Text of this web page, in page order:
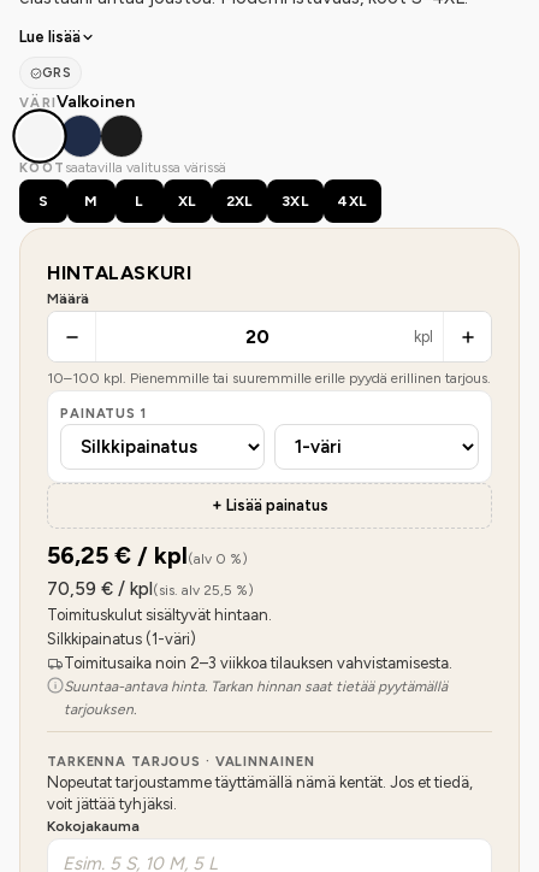
Lue lisää
GRS
VÄRIValkoinen
KOOT saatavilla valitussa värissä
S
M L XL 2XL 3XL 4XL
HINTALASKURI
Määrä
kpl
10–100 kpl. Pienemmille tai suuremmille erille pyydä erillinen tarjous.
PAINATUS 1
+ Lisää painatus
56,25 € / kpl(alv 0 %)
70,59 € / kpl(sis. alv 25,5 %)
Toimituskulut sisältyvät hintaan.
Silkkipainatus (1-väri)
Toimitusaika noin 2–3 viikkoa tilauksen vahvistamisesta.
Suuntaa-antava hinta. Tarkan hinnan saat tietää pyytämällä
tarjouksen.
TARKENNA TARJOUS · VALINNAINEN
Nopeutat tarjoustamme täyttämällä nämä kentät. Jos et tiedä,
voit jättää tyhjäksi.
Kokojakauma